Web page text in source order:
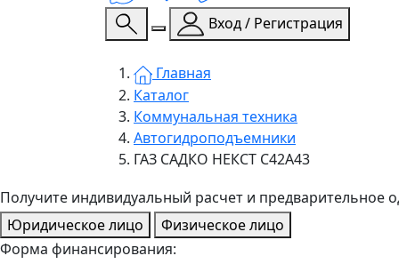
Вход / Регистрация
Главная
Каталог
Коммунальная техника
Автогидроподъемники
ГАЗ САДКО НЕКСТ С42А43
Получите индивидуальный расчет и предварительное
Юридическое лицо
Физическое лицо
Форма финансирования: